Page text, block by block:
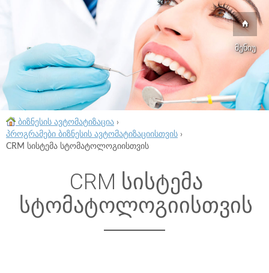
მენიუ
ბიზნესის ავტომატიზაცია ›
პროგრამები ბიზნესის ავტომატიზაციისთვის ›
CRM სისტემა სტომატოლოგიისთვის
CRM სისტემა
სტომატოლოგიისთვის